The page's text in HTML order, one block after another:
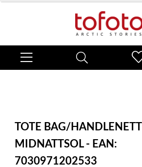
TOTE BAG/HANDLENETT
MIDNATTSOL - EAN:
7030971202533